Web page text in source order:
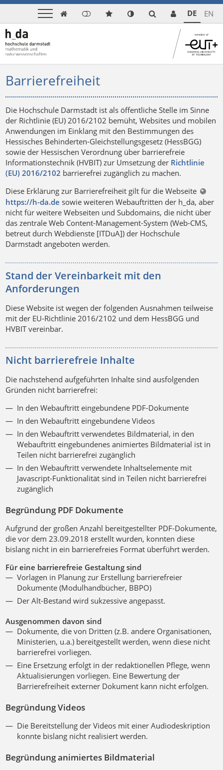
 DE EN
Barrierefreiheit
Die Hochschule Darmstadt ist als öffentliche Stelle im Sinne
der Richtlinie (EU) 2016/2102 bemüht, Websites und mobilen
Anwendungen im Einklang mit den Bestimmungen des
Hessisches Behinderten-Gleichstellungsgesetz (HessBGG)
sowie der Hessischen Verordnung über barrierefreie
Informationstechnik (HVBIT) zur Umsetzung der Richtlinie
(EU) 2016/2102 barrierefrei zugänglich zu machen.
Diese Erklärung zur Barrierefreiheit gilt für die Webseite
https://h-da.de sowie weiteren Webauftritten der h_da, aber
nicht für weitere Webseiten und Subdomains, die nicht über
das zentrale Web Content-Management-System (Web-CMS,
betreut durch Webdienste [ITDuA]) der Hochschule
Darmstadt angeboten werden.
Stand der Vereinbarkeit mit den
Anforderungen
Diese Website ist wegen der folgenden Ausnahmen teilweise
mit der EU-Richtlinie 2016/2102 und dem HessBGG und
HVBIT vereinbar.
Nicht barrierefreie Inhalte
Die nachstehend aufgeführten Inhalte sind ausfolgenden
Gründen nicht barrierefrei:
In den Webauftritt eingebundene PDF-Dokumente
In den Webauftritt eingebundene Videos
In den Webauftritt verwendetes Bildmaterial, in den
Webauftritt eingebundenes animiertes Bildmaterial ist in
Teilen nicht barrierefrei zugänglich
In den Webauftritt verwendete Inhaltselemente mit
Javascript-Funktionalität sind in Teilen nicht barrierefrei
zugänglich
Begründung PDF Dokumente
Aufgrund der großen Anzahl bereitgestellter PDF-Dokumente,
die vor dem 23.09.2018 erstellt wurden, konnten diese
bislang nicht in ein barrierefreies Format überführt werden.
Für eine barrierefreie Gestaltung sind
Vorlagen in Planung zur Erstellung barrierefreier
Dokumente (Modulhandbücher, BBPO)
Der Alt-Bestand wird sukzessive angepasst.
Ausgenommen davon sind
Dokumente, die von Dritten (z.B. andere Organisationen,
Ministerien, u.a.) bereitgestellt werden, wenn diese nicht
barrierefrei vorliegen.
Eine Ersetzung erfolgt in der redaktionellen Pflege, wenn
Aktualisierungen vorliegen. Eine Bewertung der
Barrierefreiheit externer Dokument kann nicht erfolgen.
Begründung Videos
Die Bereitstellung der Videos mit einer Audiodeskription
konnte bislang nicht realisiert werden.
Begründung animiertes Bildmaterial